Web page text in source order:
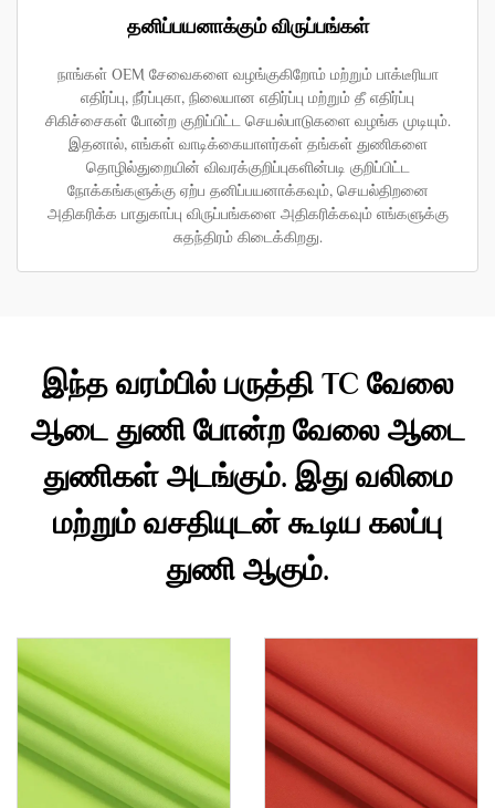
தனிப்பயனாக்கும் விருப்பங்கள்
நாங்கள் OEM சேவைகளை வழங்குகிறோம் மற்றும் பாக்டீரியா
எதிர்ப்பு, நீர்ப்புகா, நிலையான எதிர்ப்பு மற்றும் தீ எதிர்ப்பு
சிகிச்சைகள் போன்ற குறிப்பிட்ட செயல்பாடுகளை வழங்க முடியும்.
இதனால், எங்கள் வாடிக்கையாளர்கள் தங்கள் துணிகளை
தொழில்துறையின் விவரக்குறிப்புகளின்படி குறிப்பிட்ட
நோக்கங்களுக்கு ஏற்ப தனிப்பயனாக்கவும், செயல்திறனை
அதிகரிக்க பாதுகாப்பு விருப்பங்களை அதிகரிக்கவும் எங்களுக்கு
சுதந்திரம் கிடைக்கிறது.
இந்த வரம்பில் பருத்தி TC வேலை
ஆடை துணி போன்ற வேலை ஆடை
துணிகள் அடங்கும். இது வலிமை
மற்றும் வசதியுடன் கூடிய கலப்பு
துணி ஆகும்.